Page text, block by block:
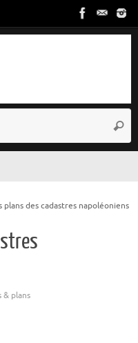
:
plans des cadastres napoléoniens
& plans